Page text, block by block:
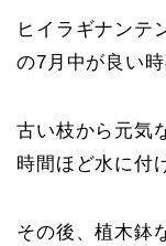
ヒイラギナンテ
の7月中が良い時
古い枝から元気
時間ほど水に付
その後、植木鉢